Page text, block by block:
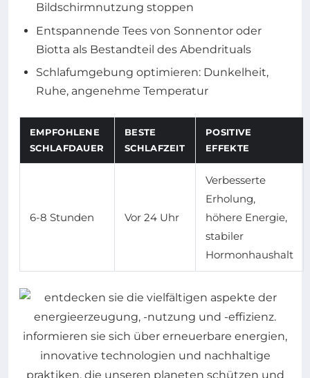
Bildschirmnutzung stoppen
Entspannende Tees von Sonnentor oder
Biotta als Bestandteil des Abendrituals
Schlafumgebung optimieren: Dunkelheit,
Ruhe, angenehme Temperatur
EMPFOHLENE
SCHLAFDAUER
BESTE
SCHLAFZEIT
POSITIVE
EFFEKTE
6-8 Stunden Vor 24 Uhr
Verbesserte
Erholung,
höhere Energie,
stabiler
Hormonhaushalt